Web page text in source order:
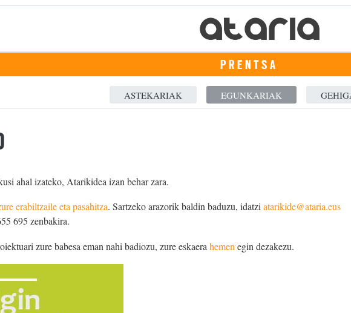
PRENTSA
ASTEKARIAK EGUNKARIAK
ahal izateko, Atarikidea izan behar zara.
erabiltzaile eta pasahitza. Sartzeko arazorik baldin baduzu, idatziatarikide@ataria.eus
695 zenbakira.
zure babesa eman nahi badiozu, zure eskaera hemen egin dezakezu.